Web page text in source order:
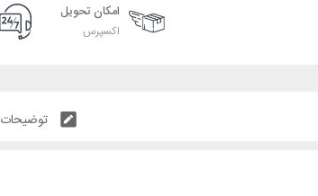
امکان تحویل
اکسپرس
توضیحات